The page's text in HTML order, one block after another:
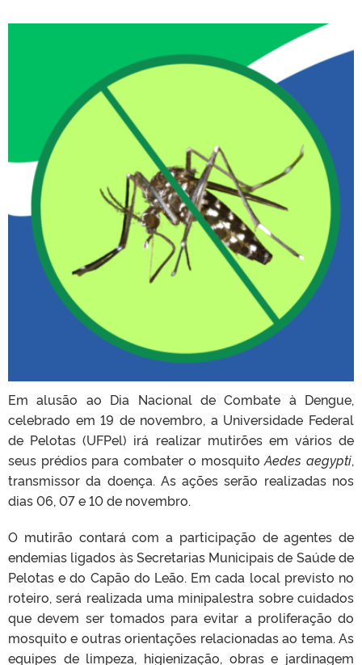
Em alusão ao Dia Nacional de Combate à Dengue,
celebrado em 19 de novembro, a Universidade Federal
de Pelotas (UFPel) irá realizar mutirões em vários de
seus prédios para combater o mosquitoAedes aegypti,
transmissor da doença. As ações serão realizadas nos
dias 06, 07 e 10 de novembro.
O mutirão contará com a participação de agentes de
endemias ligados às Secretarias Municipais de Saúde de
Pelotas e do Capão do Leão. Em cada local previsto no
roteiro, será realizada uma minipalestra sobre cuidados
que devem ser tomados para evitar a proliferação do
mosquito e outras orientações relacionadas ao tema. As
equipes de limpeza, higienização, obras e jardinagem